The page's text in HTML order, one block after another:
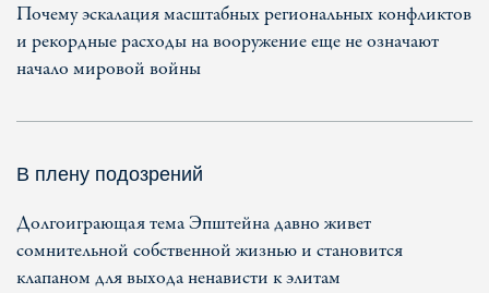
Почему эскалация масштабных региональных конфликтов
и рекордные расходы на вооружение еще не означают
начало мировой войны
В плену подозрений
Долгоиграющая тема Эпштейна давно живет
сомнительной собственной жизнью и становится
клапаном для выхода ненависти к элитам